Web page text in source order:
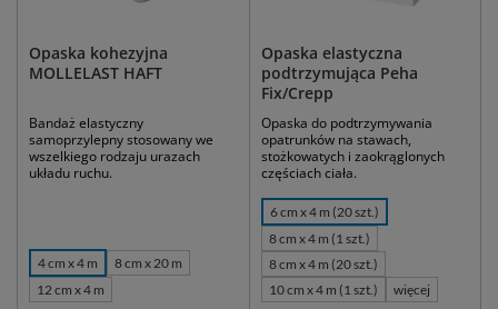
Opaska kohezyjna
MOLLELAST HAFT
Bandaż elastyczny
samoprzylepny stosowany we
wszelkiego rodzaju urazach
układu ruchu.
4 cm x 4 m
8 cm x 20 m
12 cm x 4 m
Opaska elastyczna
podtrzymująca Peha
Fix/Crepp
Opaska do podtrzymywania
opatrunków na stawach,
stożkowatych i zaokrąglonych
częściach ciała.
6 cm x 4 m (20 szt.)
8 cm x 4 m (1 szt.)
8 cm x 4 m (20 szt.)
10 cm x 4 m (1 szt.)
więcej